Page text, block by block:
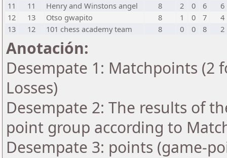
11
11 Henry and Winstons angel 8 2 0 6
6
12
13 Otso gwapito 8 1 0 7
4
13
12 101 chess academy team 8 0 0 8 2
Anotación:
Desempate 1: Matchpoints (2
Losses)
Desempate 2: The results of
point group according to
Desempate 3: points (game-